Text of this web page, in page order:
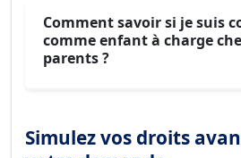
Comment savoir si je suis
comme enfant à charge
parents ?
Simulez vos droits